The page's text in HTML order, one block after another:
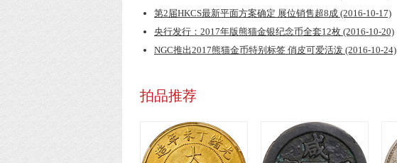
第2届HKCS最新平面方案确定 展位销售超8成 (2016-10-17)
央行发行：2017年版熊猫金银纪念币全套12枚 (2016-10-20)
NGC推出2017熊猫金币特别标签 俏皮可爱活泼 (2016-10-24)
拍品推荐